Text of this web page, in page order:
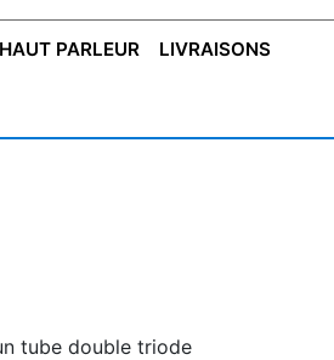
HAUT PARLEUR LIVRAISONS
tube double triode